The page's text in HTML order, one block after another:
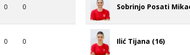
0 0
0 0
Sobrinjo Posati
Ilić Tijana (16)